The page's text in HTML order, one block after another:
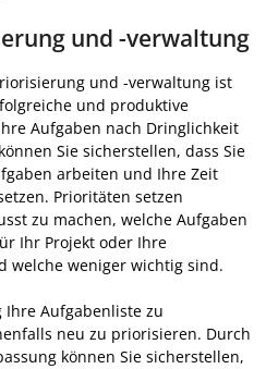
und -verwaltung
und -verwaltung ist
und produktive
Aufgaben nach Dringlichkeit
Sie sicherstellen, dass Sie
arbeiten und Ihre Zeit
Prioritäten setzen
zu machen, welche Aufgaben
Ihr Projekt oder Ihre
welche weniger wichtig sind.
Ihre Aufgabenliste zu
neu zu priorisieren. Durch
können Sie sicherstellen,